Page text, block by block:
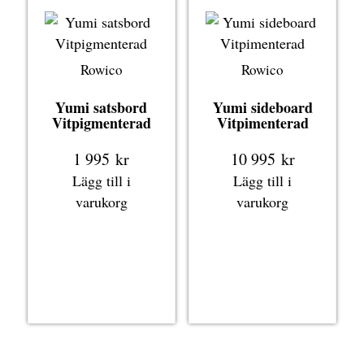
Rowico
Yumi satsbord
Vitpigmenterad
1 995kr
Lägg till i
varukorg
Rowico
Yumi sideboard
Vitpimenterad
10 995 kr
Lägg till i
varukorg